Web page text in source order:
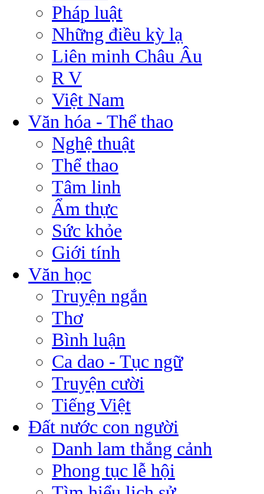
Pháp luật
Những điều kỳ lạ
Liên minh Châu Âu
R V
Việt Nam
Văn hóa - Thể thao
Nghệ thuật
Thể thao
Tâm linh
Ẩm thực
Sức khỏe
Giới tính
Văn học
Truyện ngắn
Thơ
Bình luận
Ca dao - Tục ngữ
Truyện cười
Tiếng Việt
Đất nước con người
Danh lam thắng cảnh
Phong tục lễ hội